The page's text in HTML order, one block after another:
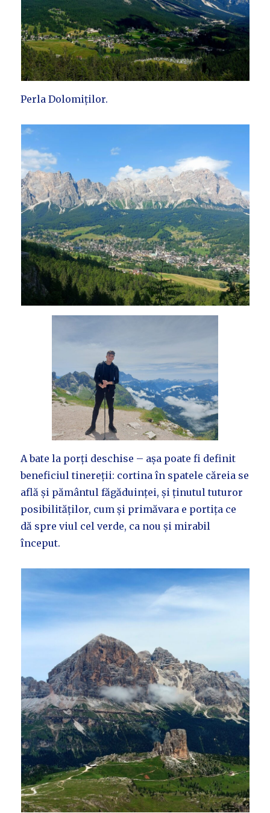
Perla Dolomiților.
A bate la porți deschise – așa poate fi definit
beneficiul tinereții: cortina în spatele căreia se
află și pământul făgăduinței, și ținutul tuturor
posibilităților, cum și primăvara e portița ce
dă spre viul cel verde, ca nou și mirabil
început.